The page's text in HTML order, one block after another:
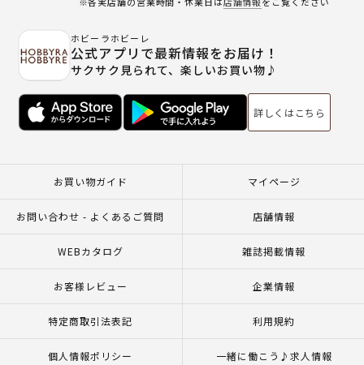
ホビーラホビーレ
公式アプリで最新情報をお届け！
サクサク見られて、楽しいお買い物♪
詳しくはこちら
お買い物ガイド マイページ
お問い合わせ - よくあるご質問 店舗情報
WEBカタログ 雑誌掲載情報
お客様レビュー 企業情報
特定商取引法表記 利用規約
個人情報ポリシー 一緒に働こう♪求人情報